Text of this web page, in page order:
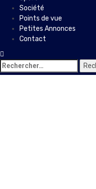
Société
Points de vue
Petites Annonces
Contact
Rechercher :